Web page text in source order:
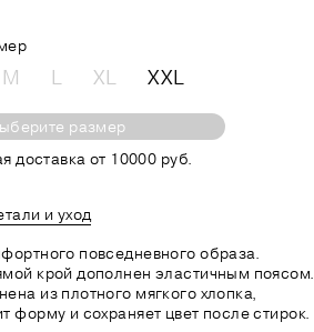
M L XL XXL
размер
доставка от 10000 руб.
и уход
повседневного образа.
крой дополнен эластичным поясом.
из плотного мягкого хлопка,
форму и сохраняет цвет после стирок.